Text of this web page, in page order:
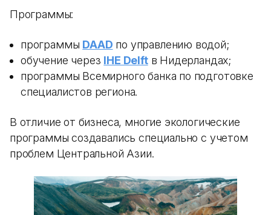
Программы:
программы DAAD по управлению водой;
обучение через IHE Delftв Нидерландах;
программы Всемирного банка по подготовке
специалистов региона.
В отличие от бизнеса, многие экологические
программы создавались специально с учетом
проблем Центральной Азии.